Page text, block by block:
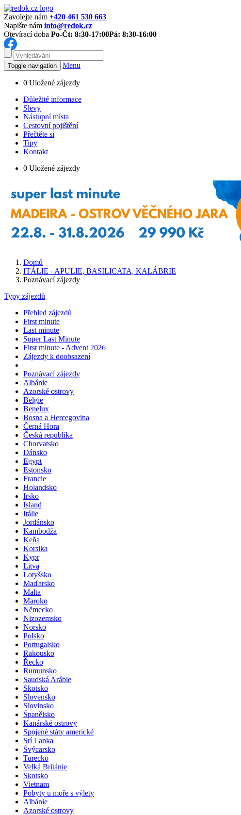
Zavolejte nám +420 461 530 663
Napište nám info@redok.cz
Otevírací doba Po-Čt: 8:30-17:00Pá: 8:30-16:00
Toggle navigation Menu
0 Uložené zájezdy
Důležité informace
Slevy
Nástupní místa
Cestovní pojištění
Přečtěte si
Tipy
Kontakt
0 Uložené zájezdy
Domů
ITÁLIE - APULIE, BASILICATA, KALÁBRIE
Poznávací zájezdy
Typy zájezdů
Přehled zájezdů
First minute
Last minute
Super Last Minute
First minute - Advent 2026
Zájezdy k doobsazení
Poznávací zájezdy
Albánie
Azorské ostrovy
Belgie
Benelux
Bosna a Hercegovina
Černá Hora
Česká republika
Chorvatsko
Dánsko
Egypt
Estonsko
Francie
Holandsko
Irsko
Island
Itálie
Jordánsko
Kambodža
Keňa
Korsika
Kypr
Litva
Lotyšsko
Maďarsko
Malta
Maroko
Německo
Nizozemsko
Norsko
Polsko
Portugalsko
Rakousko
Řecko
Rumunsko
Saudská Arábie
Skotsko
Slovensko
Slovinsko
Španělsko
Kanárské ostrovy
Spojené státy americké
Srí Lanka
Švýcarsko
Turecko
Velká Británie
Skotsko
Vietnam
Pobyty u moře s výlety
Albánie
Azorské ostrovy